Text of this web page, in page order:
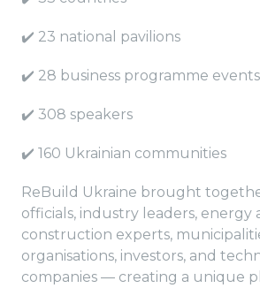
✔️ 23 national pavilions
✔️ 28 business programme events
✔️ 308 speakers
✔️ 160 Ukrainian communities
ReBuild Ukraine brought
officials, industry leaders, energy
construction experts,
organisations, investors, and
companies — creating a unique